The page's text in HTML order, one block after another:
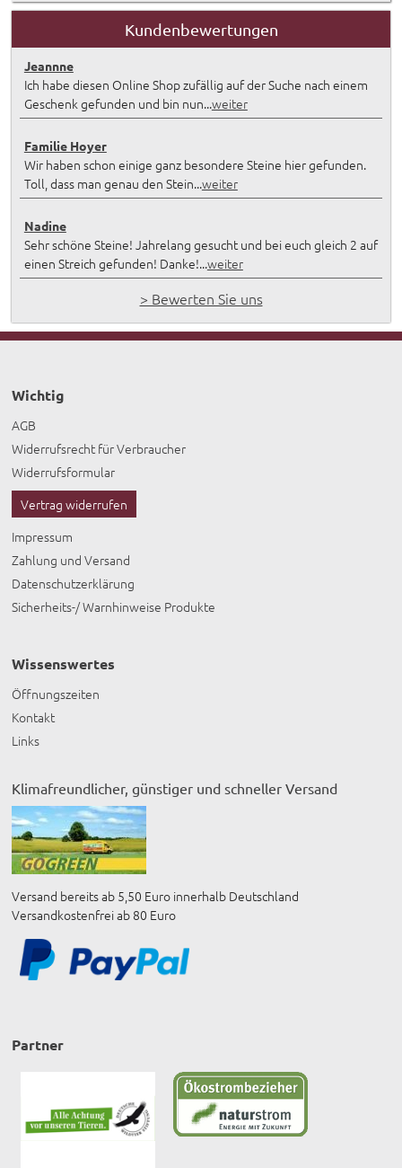
Kundenbewertungen
Jeannne
Ich habe diesen Online Shop zufällig auf der Suche nach einem
Geschenk gefunden und bin nun...weiter
Familie Hoyer
Wir haben schon einige ganz besondere Steine hier gefunden.
Toll, dass man genau den Stein...weiter
Nadine
Sehr schöne Steine! Jahrelang gesucht und bei euch gleich 2 auf
einen Streich gefunden! Danke!...weiter
> Bewerten Sie uns
Wichtig
AGB
Widerrufsrecht für Verbraucher
Widerrufsformular
Vertrag widerrufen
Impressum
Zahlung und Versand
Datenschutzerklärung
Sicherheits-/ Warnhinweise Produkte
Wissenswertes
Öffnungszeiten
Kontakt
Links
Klimafreundlicher, günstiger und schneller Versand
Versand bereits ab 5,50 Euro innerhalb Deutschland
Versandkostenfrei ab 80 Euro
Partner